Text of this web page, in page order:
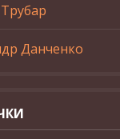
Данченко